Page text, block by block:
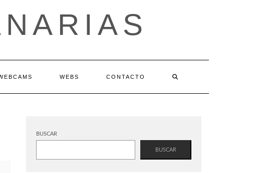
WEBS CONTACTO
BUSCAR
BUSCAR